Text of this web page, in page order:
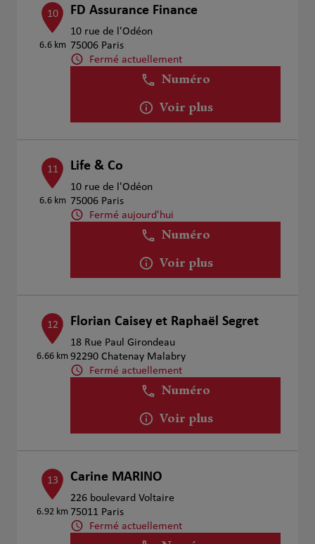
10
6.6 km
FD Assurance Finance
10 rue de l'Odéon
75006 Paris
Fermé actuellement
Numéro
Voir plus
11
6.6 km
Life & Co
10 rue de l'Odéon
75006 Paris
Fermé aujourd'hui
Numéro
Voir plus
12
6.66 km
Florian Caisey et Raphaël Segret
18 Rue Paul Girondeau
92290 Chatenay Malabry
Fermé actuellement
Numéro
Voir plus
13
6.92 km
Carine MARINO
226 boulevard Voltaire
75011 Paris
Fermé actuellement